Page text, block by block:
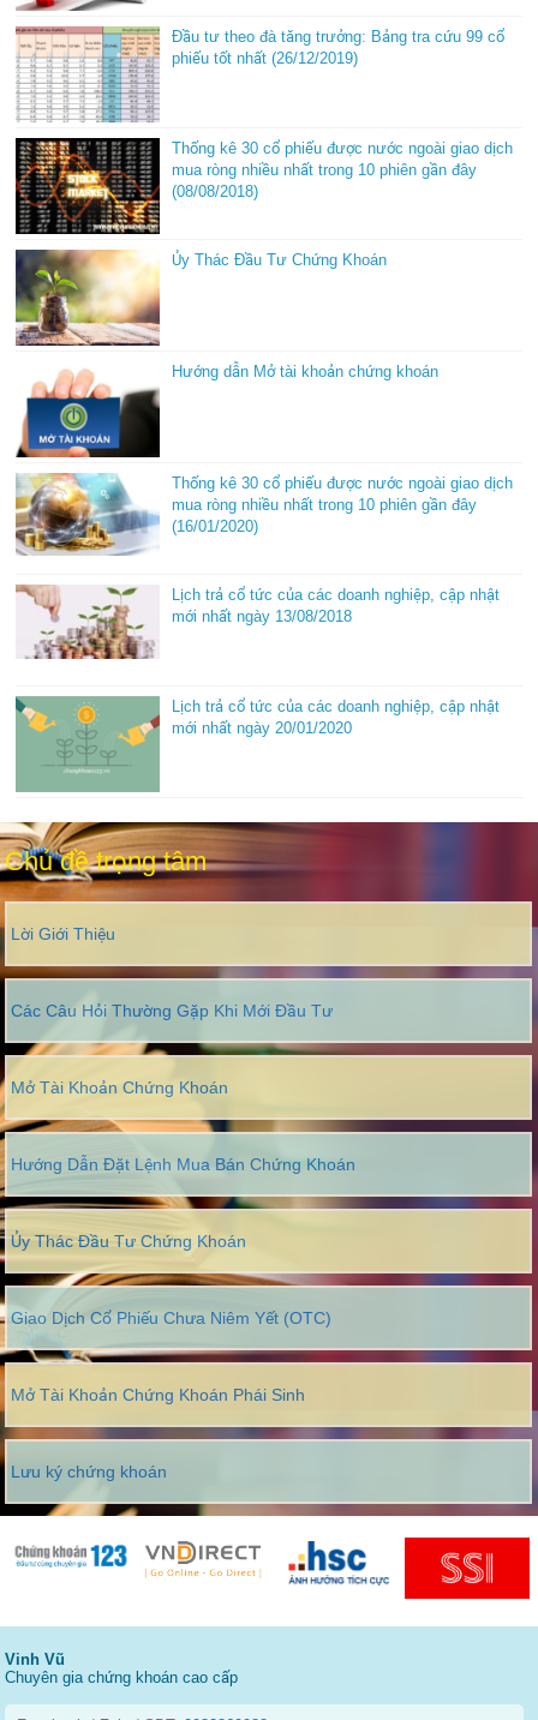
Đầu tư theo đà tăng trưởng: Bảng tra cứu 99 cổ
phiếu tốt nhất (26/12/2019)
Thống kê 30 cổ phiếu được nước ngoài giao dịch
mua ròng nhiều nhất trong 10 phiên gần đây
(08/08/2018)
Ủy Thác Đầu Tư Chứng Khoán
Hướng dẫn Mở tài khoản chứng khoán
Thống kê 30 cổ phiếu được nước ngoài giao dịch
mua ròng nhiều nhất trong 10 phiên gần đây
(16/01/2020)
Lịch trả cổ tức của các doanh nghiệp, cập nhật
mới nhất ngày 13/08/2018
Lịch trả cổ tức của các doanh nghiệp, cập nhật
mới nhất ngày 20/01/2020
Chủ đề trọng tâm
Lời Giới Thiệu
Các Câu Hỏi Thường Gặp Khi Mới Đầu Tư
Mở Tài Khoản Chứng Khoán
Hướng Dẫn Đặt Lệnh Mua Bán Chứng Khoán
Ủy Thác Đầu Tư Chứng Khoán
Giao Dịch Cổ Phiếu Chưa Niêm Yết (OTC)
Mở Tài Khoản Chứng Khoán Phái Sinh
Lưu ký chứng khoán
Vinh Vũ
Chuyên gia chứng khoán cao cấp